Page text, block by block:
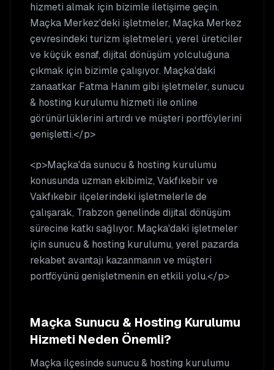
hizmeti almak için bizimle iletişime geçin.
Maçka Merkez'deki işletmeler, Maçka Merkez
çevresindeki turizm işletmeleri, yerel üreticiler
ve küçük esnaf, dijital dönüşüm yolculuğuna
çıkmak için bizimle çalışıyor. Maçka'daki
zanaatkar Fatma Hanım gibi işletmeler, sunucu
& hosting kurulumu hizmeti ile online
görünürlüklerini artırdı ve müşteri portföylerini
genişletti.</p>
<p>Maçka'da sunucu & hosting kurulumu
konusunda uzman ekibimiz, Vakfıkebir ve
Vakfıkebir ilçelerindeki işletmelerle de
çalışarak, Trabzon genelinde dijital dönüşüm
sürecine katkı sağlıyor. Maçka'daki işletmeler
için sunucu & hosting kurulumu, yerel pazarda
rekabet avantajı kazanmanın ve müşteri
portföyünü genişletmenin en etkili yolu.</p>
Maçka Sunucu & Hosting Kurulumu
Hizmeti Neden Önemli?
Maçka ilçesindesunucu & hosting kurulumu